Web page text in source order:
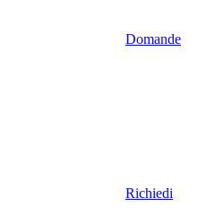
Domande
Richiedi